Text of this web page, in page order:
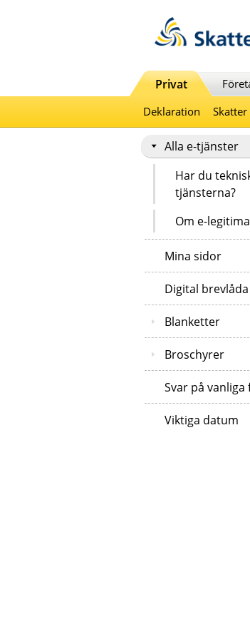
Privat
Deklaration
Skatter
Alla e-tjänster
Har du
tjänsterna?
Om e-
Mina sidor
Digital brevlåda
Blanketter
Broschyrer
Svar på
Viktiga datum